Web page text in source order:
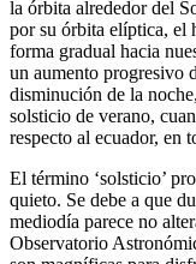
la órbita alrededor del
por su órbita elíptica, el
forma gradual hacia
un aumento progresivo
disminución de la
solsticio de verano,
respecto al ecuador, en
El término ‘solsticio’
quieto. Se debe a que
mediodía parece no
Observatorio